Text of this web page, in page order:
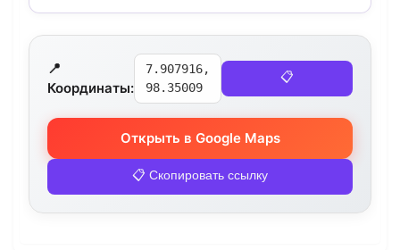
📍
Координаты:
7.907916,
98.35009
📋
Открыть в Google Maps
📋 Скопировать ссылку